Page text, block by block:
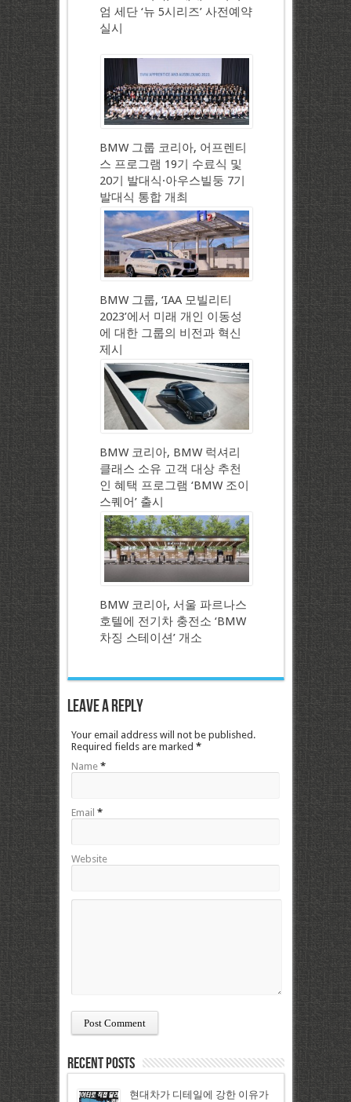
엄 세단 ‘뉴 5시리즈’ 사전예약
실시
BMW 그룹 코리아, 어프렌티
스 프로그램 19기 수료식 및
20기 발대식·아우스빌둥 7기
발대식 통합 개최
BMW 그룹, ‘IAA 모빌리티
2023’에서 미래 개인 이동성
에 대한 그룹의 비전과 혁신
제시
BMW 코리아, BMW 럭셔리
클래스 소유 고객 대상 추천
인 혜택 프로그램 ‘BMW 조이
스퀘어’ 출시
BMW 코리아, 서울 파르나스
호텔에 전기차 충전소 ‘BMW
차징 스테이션’ 개소
Leave a Reply
Your email address will not be published.
Required fields are marked *
Name *
Email *
Website
Recent Posts
현대차가 디테일에 강한 이유가